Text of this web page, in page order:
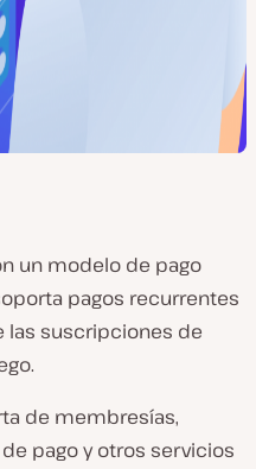
un modelo de pago
pagos recurrentes
las suscripciones de
de membresías,
pago y otros servicios